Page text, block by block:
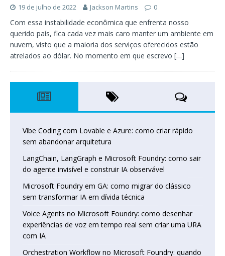
19 de julho de 2022 Jackson Martins 0
Com essa instabilidade econômica que enfrenta nosso
querido país, fica cada vez mais caro manter um ambiente em
nuvem, visto que a maioria dos serviços oferecidos estão
atrelados ao dólar. No momento em que escrevo […]
Vibe Coding com Lovable e Azure: como criar rápido
sem abandonar arquitetura
LangChain, LangGraph e Microsoft Foundry: como sair
do agente invisível e construir IA observável
Microsoft Foundry em GA: como migrar do clássico
sem transformar IA em dívida técnica
Voice Agents no Microsoft Foundry: como desenhar
experiências de voz em tempo real sem criar uma URA
com IA
Orchestration Workflow no Microsoft Foundry: quando